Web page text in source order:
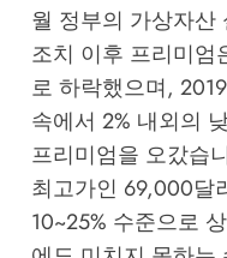
월 정부의 가상자산
조치 이후 프리미엄
로 하락했으며,
속에서 2% 내외의
프리미엄을 오갔습
최고가인 69,000달
10~25% 수준으로